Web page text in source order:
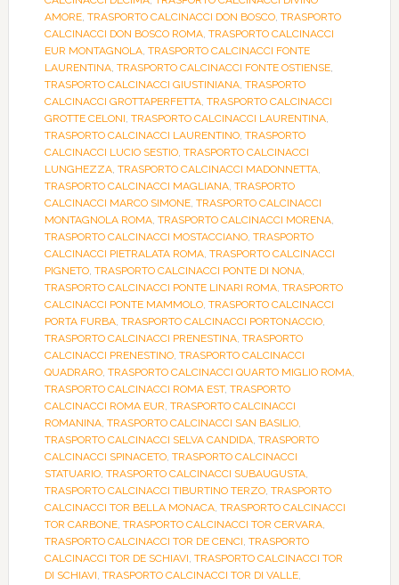
AMORE, TRASPORTO CALCINACCI DON BOSCO, TRASPORTO
CALCINACCI DON BOSCO ROMA, TRASPORTO CALCINACCI
EUR MONTAGNOLA, TRASPORTO CALCINACCI FONTE
LAURENTINA, TRASPORTO CALCINACCI FONTE OSTIENSE,
TRASPORTO CALCINACCI GIUSTINIANA, TRASPORTO
CALCINACCI GROTTAPERFETTA, TRASPORTO CALCINACCI
GROTTE CELONI, TRASPORTO CALCINACCI LAURENTINA,
TRASPORTO CALCINACCI LAURENTINO, TRASPORTO
CALCINACCI LUCIO SESTIO, TRASPORTO CALCINACCI
LUNGHEZZA, TRASPORTO CALCINACCI MADONNETTA,
TRASPORTO CALCINACCI MAGLIANA, TRASPORTO
CALCINACCI MARCO SIMONE, TRASPORTO CALCINACCI
MONTAGNOLA ROMA, TRASPORTO CALCINACCI MORENA,
TRASPORTO CALCINACCI MOSTACCIANO, TRASPORTO
CALCINACCI PIETRALATA ROMA, TRASPORTO CALCINACCI
PIGNETO, TRASPORTO CALCINACCI PONTE DI NONA,
TRASPORTO CALCINACCI PONTE LINARI ROMA, TRASPORTO
CALCINACCI PONTE MAMMOLO, TRASPORTO CALCINACCI
PORTA FURBA, TRASPORTO CALCINACCI PORTONACCIO,
TRASPORTO CALCINACCI PRENESTINA, TRASPORTO
CALCINACCI PRENESTINO, TRASPORTO CALCINACCI
QUADRARO, TRASPORTO CALCINACCI QUARTO MIGLIO ROMA,
TRASPORTO CALCINACCI ROMA EST, TRASPORTO
CALCINACCI ROMA EUR, TRASPORTO CALCINACCI
ROMANINA, TRASPORTO CALCINACCI SAN BASILIO,
TRASPORTO CALCINACCI SELVA CANDIDA, TRASPORTO
CALCINACCI SPINACETO, TRASPORTO CALCINACCI
STATUARIO, TRASPORTO CALCINACCI SUBAUGUSTA,
TRASPORTO CALCINACCI TIBURTINO TERZO, TRASPORTO
CALCINACCI TOR BELLA MONACA, TRASPORTO CALCINACCI
TOR CARBONE, TRASPORTO CALCINACCI TOR CERVARA,
TRASPORTO CALCINACCI TOR DE CENCI, TRASPORTO
CALCINACCI TOR DE SCHIAVI, TRASPORTO CALCINACCI TOR
DI SCHIAVI, TRASPORTO CALCINACCI TOR DI VALLE,